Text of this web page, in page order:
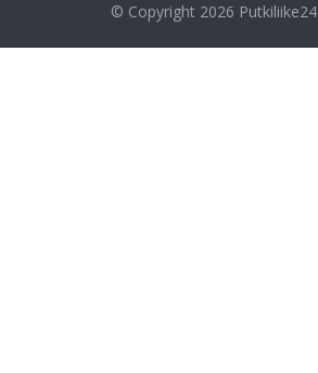
© Copyright 2026 Putkiliike24